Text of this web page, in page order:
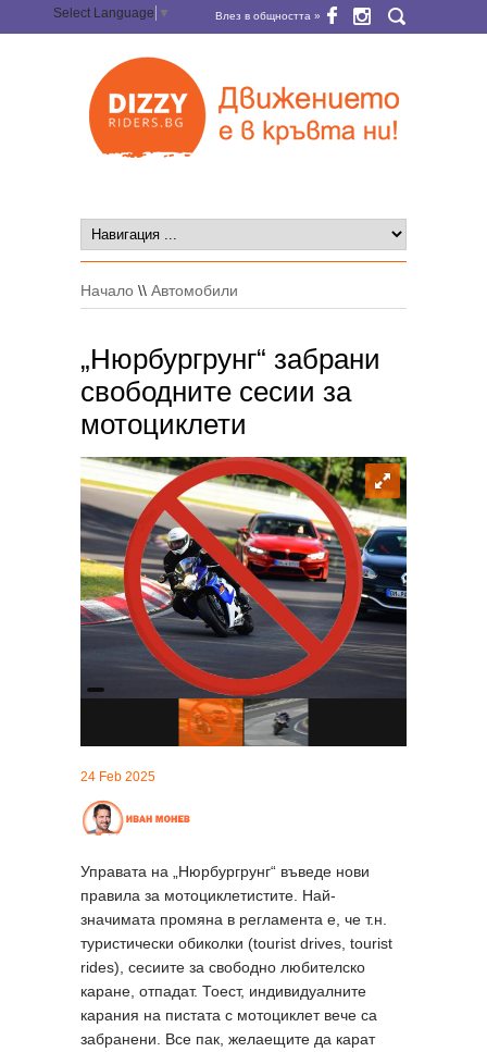
Select Language ▼ Влез в общността »
Начало \\ Автомобили
„Нюрбургрунг“ забрани
свободните сесии за
мотоциклети
24 Feb 2025
Управата на „Нюрбургрунг“ въведе нови
правила за мотоциклетистите. Най-
значимата промяна в регламента е, че т.н.
туристически обиколки (tourist drives, tourist
rides), сесиите за свободно любителско
каране, отпадат. Тоест, индивидуалните
карания на пистата с мотоциклет вече са
забранени. Все пак, желаещите да карат